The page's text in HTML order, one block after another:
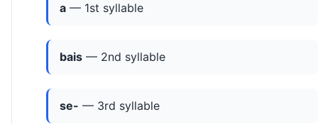
a — 1st syllable
bais — 2nd syllable
se- — 3rd syllable